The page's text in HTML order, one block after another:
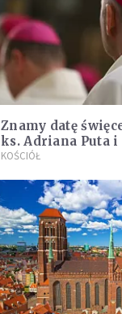
Znamy datę
ks. Adriana Puta
Przyborka
KOŚCIÓŁ